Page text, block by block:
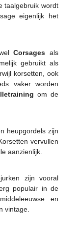
taalgebruik wordt
eigenlijk het
Corsages als
gebruikt als
korsetten, ook
vaker worden
om de
heupgordels zijn
vervullen
aanzienlijk.
zijn vooral
populair in de
en
vintage.